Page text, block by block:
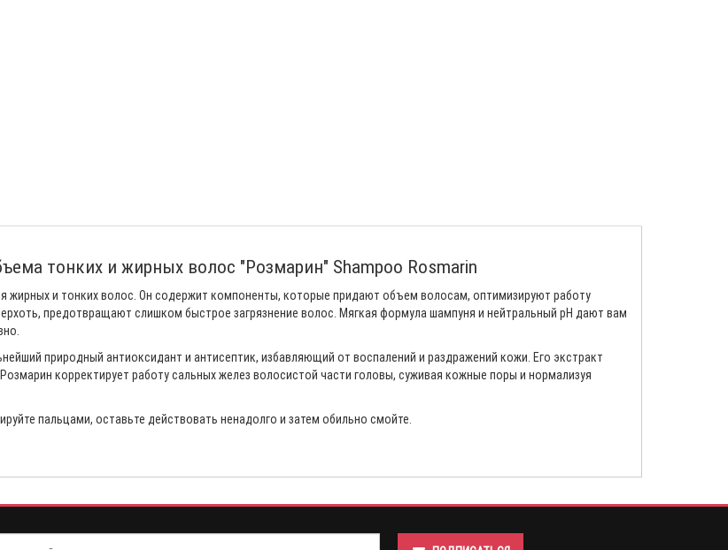
тонких и жирных волос "Розмарин" Shampoo Rosmarin
жирных и тонких волос. Он содержит компоненты, которые придают объем волосам, оптимизируют работу
предотвращают слишком быстрое загрязнение волос. Мягкая формула шампуня и нейтральный pH дают вам
природный антиоксидант и антисептик, избавляющий от воспалений и раздражений кожи. Его экстракт
корректирует работу сальных желез волосистой части головы, суживая кожные поры и нормализуя
пальцами, оставьте действовать ненадолго и затем обильно смойте.